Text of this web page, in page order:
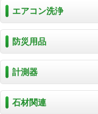
エアコン洗浄
防災用品
計測器
石材関連